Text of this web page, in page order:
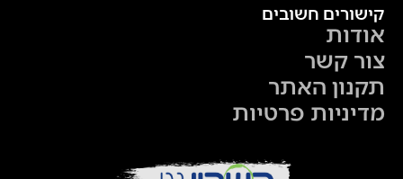
קישורים חשובים
אודות
צור קשר
תקנון האתר
מדיניות פרטיות